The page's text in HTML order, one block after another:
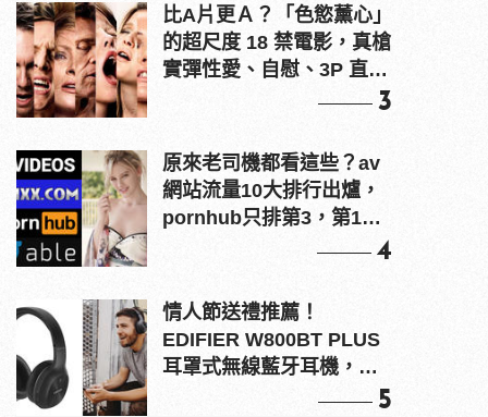
比A片更Ａ？「色慾薰心」
的超尺度 18 禁電影，真槍
實彈性愛、自慰、3P 直接
3
原來老司機都看這些？av
網站流量10大排行出爐，
pornhub只排第3，第1名
4
情人節送禮推薦！
EDIFIER W800BT PLUS
耳罩式無線藍牙耳機，在
5